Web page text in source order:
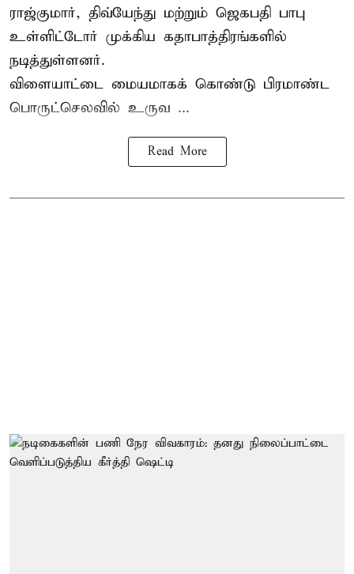
ராஜ்குமார், திவ்யேந்து மற்றும் ஜெகபதி பாபு
உள்ளிட்டோர் முக்கிய கதாபாத்திரங்களில்
நடித்துள்ளனர்.
விளையாட்டை மையமாகக் கொண்டு பிரமாண்ட
பொருட்செலவில் உருவ ...
Read More